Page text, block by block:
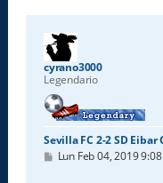
cyrano3000
Legendario
Sevilla FC 2-2 SD
M
Lun Feb 04, 2019